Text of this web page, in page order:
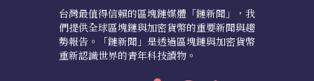
台灣最值得信賴的區塊鏈媒體「鏈新聞」，我
們提供全球區塊鏈與加密貨幣的重要新聞與趨
勢報告。「鏈新聞」是透過區塊鏈與加密貨幣
重新認識世界的青年科技讀物。